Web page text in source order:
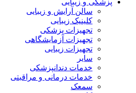
پزشکی و زیبایی
سالن آرایش و زیبایی
کلینیک زیبایی
تجهیزات پزشکی
تجهیزات آزمایشگاهی
تجهیزات زیبایی
سایر
خدمات دندانپزشکی
خدمات درمانی و مراقبتی
سمعک